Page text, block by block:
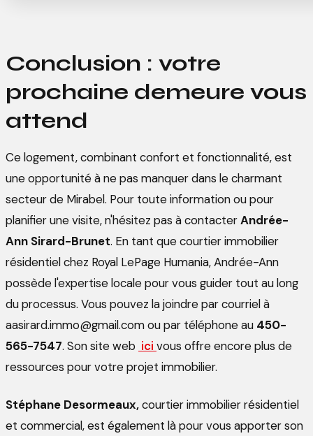
Conclusion : votre
prochaine demeure vous
attend
Ce logement, combinant confort et fonctionnalité, est
une opportunité à ne pas manquer dans le charmant
secteur de Mirabel. Pour toute information ou pour
planifier une visite, n'hésitez pas à contacterAndrée-
Ann Sirard-Brunet. En tant que courtier immobilier
résidentiel chez Royal LePage Humania, Andrée-Ann
possède l'expertise locale pour vous guider tout au long
du processus. Vous pouvez la joindre par courriel à
aasirard.immo@gmail.com ou par téléphone au 450-
565-7547. Son site web ici vous offre encore plus de
ressources pour votre projet immobilier.
Stéphane Desormeaux,courtier immobilier résidentiel
et commercial, est également là pour vous apporter son